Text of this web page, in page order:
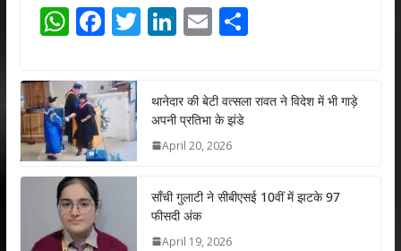
W
at
s
A
p
p
F
e
b
o
o
T
er
Li
e
dI
E
l
S
e
थानेदार की बेटी वत्सला रावत ने विदेश में भी गाड़े
अपनी प्रतिभा के झंडे
April 20, 2026
साँची गुलाटी ने सीबीएसई 10वीं में झटके 97
फीसदी अंक
April 19, 2026